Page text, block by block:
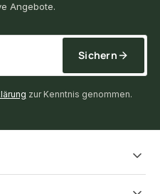
Angebote.
Sichern
zur Kenntnis genommen.